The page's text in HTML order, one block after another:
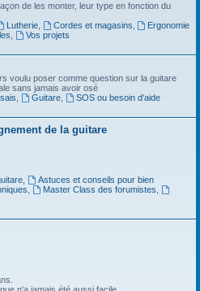
de les monter, leur type en fonction du
Lutherie, Cordes et magasins
Ergonomie
Vos projets
voulu poser comme question sur la guitare
sans jamais avoir osé
Guitare,
SOS ou besoin d'aide
de la guitare
,
Astuces et conseils pour bien
Master Class des forumistes